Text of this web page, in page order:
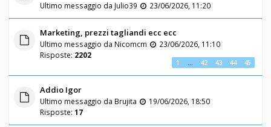
Ultimo messaggio da Julio39 23/06/2026, 11:20
Marketing, prezzi tagliandi ecc ecc
Ultimo messaggio da Nicomcm
23/06/2026, 11:10
Risposte: 2202
1 42 43 44 45
Addio Igor
Ultimo messaggio da Brujita
19/06/2026, 18:50
Risposte: 17